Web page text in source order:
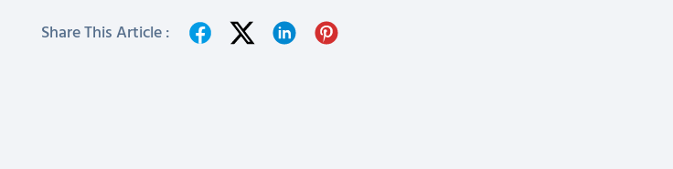
Share This Article :